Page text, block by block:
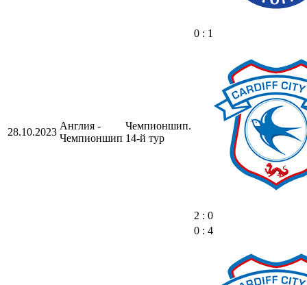
0 : 1
28.10.2023
Англия -
Чемпионшип
Чемпионшип.
14-й тур
2 : 0
0 : 4